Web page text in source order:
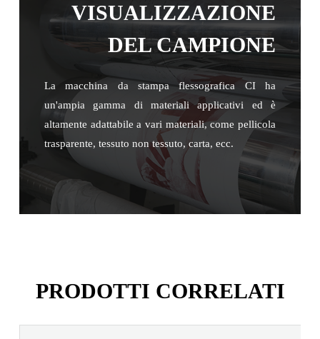
VISUALIZZAZIONE
DEL CAMPIONE
La macchina da stampa flessografica CI ha
un'ampia gamma di materiali applicativi ed è
altamente adattabile a vari materiali, come pellicola
trasparente, tessuto non tessuto, carta, ecc.
PRODOTTI CORRELATI